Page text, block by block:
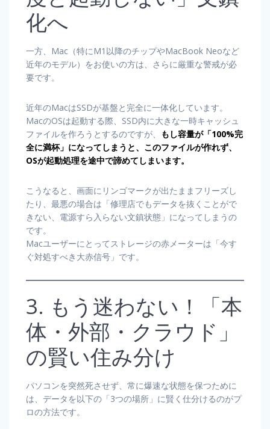
化へ
一方、Mac（特にM1以降のチップやMacBook Neoなど
近年のモデル）をお使いの方は、さらに厳重な警戒が必
要です。
近年のMacはSSDが基盤と完全に一体化しています。
MacのOSは起動する際、SSD内に大きな一時キャッシュ
ファイルを作ろうとするのですが、
もし容量が「100%完
全に満杯」になってしまうと、このファイルが作れず、
OSが起動処理を途中で諦めてしまいます。
こうなると、画面にリンゴマークが出たままフリーズし
たり、最悪の場合は「修理店でもデータを抜くことがで
きない、電源すら入らない文鎮状態」になってしまうの
です。
Macユーザーにとってストレージの赤メーターは「今す
ぐ対処すべき大赤信号」です。
3. もう迷わない！「本
体・外部・クラウド」
の賢い住み分け
パソコンを突然死させず、常に爆速な状態を保つために
は、データを以下の「3つの場所」に賢く仕分けるのがプ
ロの方法です。